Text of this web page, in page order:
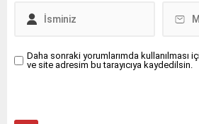
Daha sonraki yorumlarımda kullanılması
ve site adresim bu tarayıcıya kaydedilsin.